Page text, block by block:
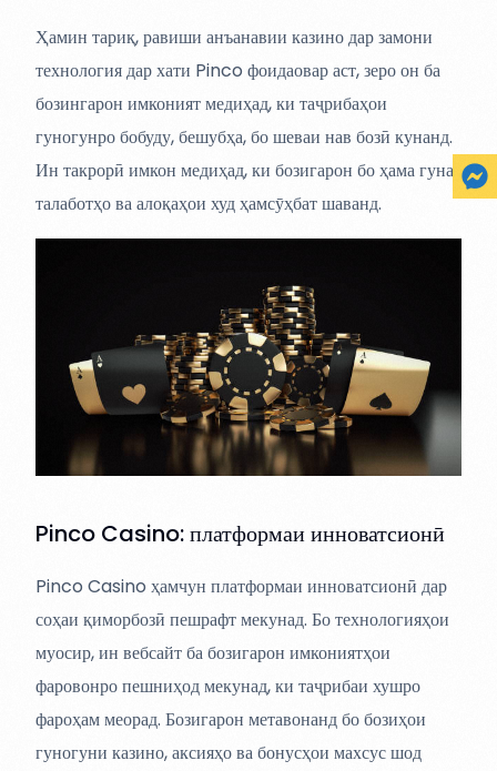
Ҳамин тариқ, равиши анъанавии казино дар замони
технология дар хати Pinco фоидаовар аст, зеро он ба
бозингарон имконият медиҳад, ки таҷрибаҳои
гуногунро бобуду, бешубҳа, бо шеваи нав бозӣ кунанд.
Ин такрорӣ имкон медиҳад, ки бозигарон бо ҳама гуна
талаботҳо ва алоқаҳои худ ҳамсӯҳбат шаванд.
Pinco Casino: платформаи инноватсионӣ
Pinco Casino ҳамчун платформаи инноватсионӣ дар
соҳаи қиморбозӣ пешрафт мекунад. Бо технологияҳои
муосир, ин вебсайт ба бозигарон имкониятҳои
фаровонро пешниҳод мекунад, ки таҷрибаи хушро
фароҳам меорад. Бозигарон метавонанд бо бозиҳои
гуногуни казино, аксияҳо ва бонусҳои махсус шод